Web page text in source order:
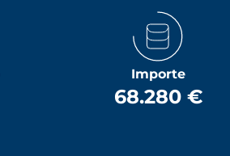
Importe
68.280 €